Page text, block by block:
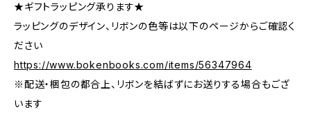
★ギフトラッピング承ります★
ラッピングのデザイン、リボンの色等は以下のページからご確認く
ださい
https://www.bokenbooks.com/items/56347964
※配送・梱包の都合上、リボンを結ばずにお送りする場合もござ
います